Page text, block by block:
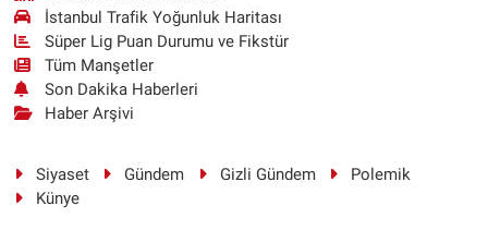
İstanbul Trafik Yoğunluk Haritası
Süper Lig Puan Durumu ve Fikstür
Tüm Manşetler
Son Dakika Haberleri
Haber Arşivi
Siyaset Gündem Gizli Gündem
Polemik
Künye